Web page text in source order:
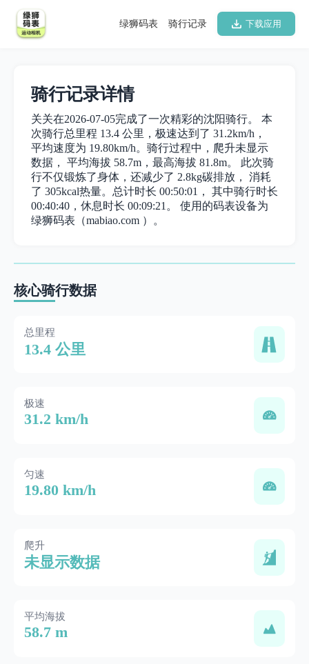
下载应用
骑行记录
绿狮码表
骑行记录详情
关关在2026-07-05完成了一次精彩的沈阳骑行。 本
次骑行总里程 13.4 公里，极速达到了 31.2km/h，
平均速度为 19.80km/h。骑行过程中，爬升未显示
数据， 平均海拔 58.7m，最高海拔 81.8m。 此次骑
行不仅锻炼了身体，还减少了 2.8kg碳排放， 消耗
了 305kcal热量。总计时长 00:50:01， 其中骑行时长
00:40:40，休息时长 00:09:21。 使用的码表设备为
绿狮码表（mabiao.com ）。
核心骑行数据
总里程
13.4 公里
极速
31.2 km/h
匀速
19.80 km/h
爬升
未显示数据
平均海拔
58.7 m